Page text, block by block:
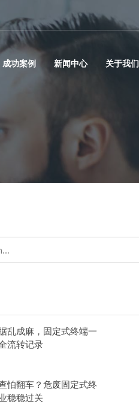
成功案例 新闻中心 关于我们
乱成麻，固定式终端一
流转记录
怕翻车？危废固定式终
稳稳过关